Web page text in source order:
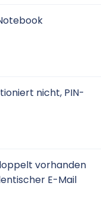
nicht, PIN-
vorhanden
E-Mail